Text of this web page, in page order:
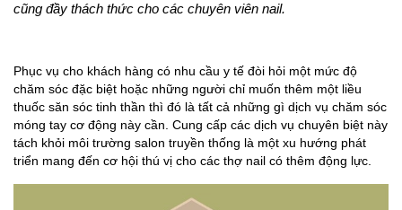
cũng đầy thách thức cho các chuyên viên nail.
Phục vụ cho khách hàng có nhu cầu y tế đòi hỏi một mức độ
chăm sóc đặc biệt hoặc những người chỉ muốn thêm một liều
thuốc săn sóc tinh thần thì đó là tất cả những gì dịch vụ chăm sóc
móng tay cơ động này cần. Cung cấp các dịch vụ chuyên biệt này
tách khỏi môi trường salon truyền thống là một xu hướng phát
triển mang đến cơ hội thú vị cho các thợ nail có thêm động lực.